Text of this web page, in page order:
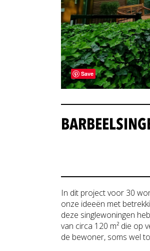
Save
In dit project voor 30
onze ideeën met
deze singlewoningen
van circa 120 m² die op
de bewoner, soms wel